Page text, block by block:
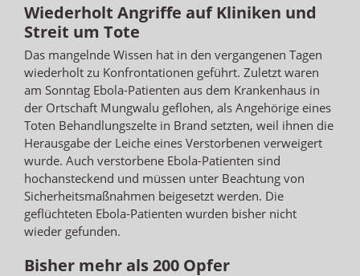
Wiederholt Angriffe auf Kliniken und
Streit um Tote
Das mangelnde Wissen hat in den vergangenen Tagen
wiederholt zu Konfrontationen geführt. Zuletzt waren
am Sonntag Ebola-Patienten aus dem Krankenhaus in
der Ortschaft Mungwalu geflohen, als Angehörige eines
Toten Behandlungszelte in Brand setzten, weil ihnen die
Herausgabe der Leiche eines Verstorbenen verweigert
wurde. Auch verstorbene Ebola-Patienten sind
hochansteckend und müssen unter Beachtung von
Sicherheitsmaßnahmen beigesetzt werden. Die
geflüchteten Ebola-Patienten wurden bisher nicht
wieder gefunden.
Bisher mehr als 200 Opfer